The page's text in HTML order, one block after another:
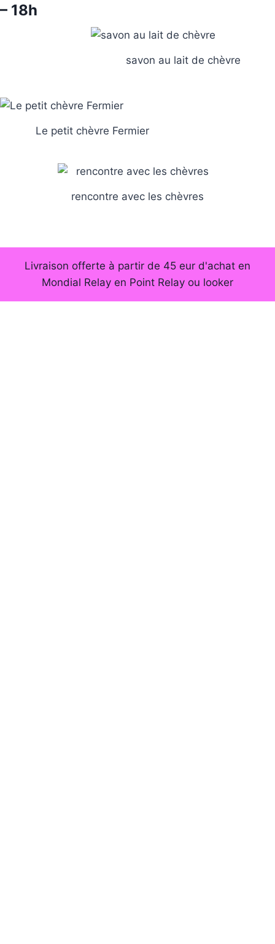
– 18h
savon au lait de chèvre
Le petit chèvre Fermier
rencontre avec les chèvres
Livraison offerte à partir de 45 eur d'achat en
Mondial Relay en Point Relay ou looker